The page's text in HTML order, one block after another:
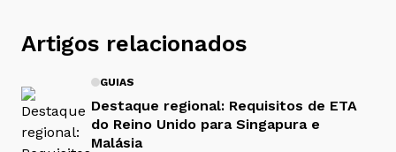
Artigos relacionados
GUIAS
Destaque regional: Requisitos de ETA
do Reino Unido para Singapura e
Malásia